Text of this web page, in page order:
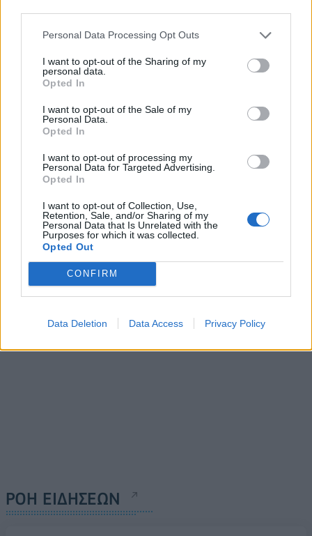
Personal Data Processing Opt Outs
I want to opt-out of the Sharing of my
personal data.
Opted In
I want to opt-out of the Sale of my
Personal Data.
Opted In
I want to opt-out of processing my
Personal Data for Targeted Advertising.
Opted In
I want to opt-out of Collection, Use,
Retention, Sale, and/or Sharing of my
Personal Data that Is Unrelated with the
Purposes for which it was collected.
Opted Out
CONFIRM
Data Deletion Data Access Privacy Policy
πύλες του σε όλους
ΠΕΡΙΣΣΌΤΕΡΑ ΣΕ ΑΥΤΉ ΤΗΝ ΚΑΤΗΓΟΡΊΑ
ΠΟΜΙΔΑ: Αντιδράσεις για το
νέο "μεσοπρόθεσμο"
13/12/2013 - 02:00
επιχειρήσεις κατακτούν
ΡΟΗ ΕΙΔΗΣΕΩΝ